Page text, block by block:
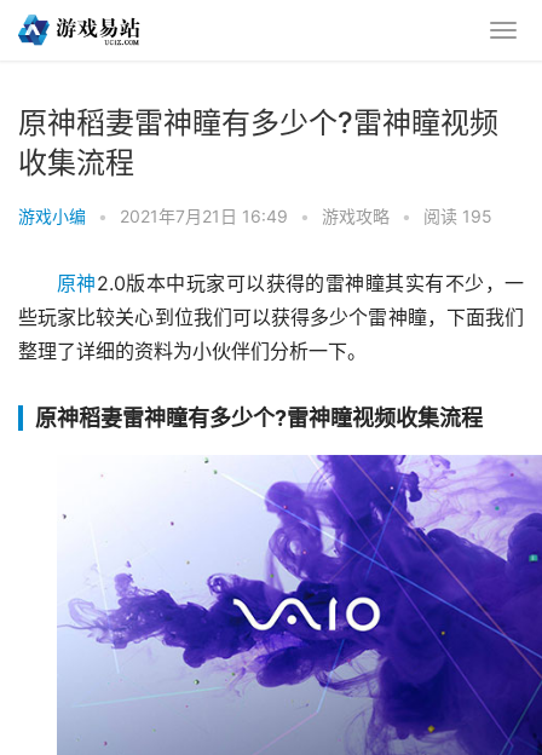
原神稻妻雷神瞳有多少个?雷神瞳视频
收集流程
游戏小编 • 2021年7月21日 16:49 • 游戏攻略 • 阅读 195
原神2.0版本中玩家可以获得的雷神瞳其实有不少，一
些玩家比较关心到位我们可以获得多少个雷神瞳，下面我们
整理了详细的资料为小伙伴们分析一下。
原神稻妻雷神瞳有多少个?雷神瞳视频收集流程